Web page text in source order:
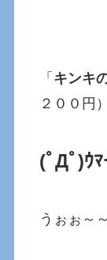
「 キンキ
２００円）
(ﾟДﾟ)ｳ
うぉぉ～